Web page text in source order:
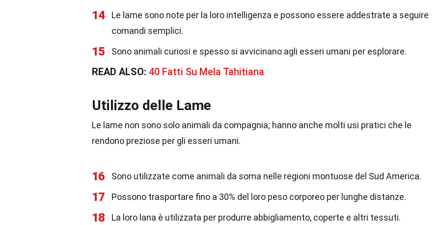
14
Le lame sono note per la loro intelligenza e possono essere addestrate a seguire
comandi semplici.
15 Sono animali curiosi e spesso si avvicinano agli esseri umani per esplorare.
READ ALSO: 40 Fatti Su Mela Tahitiana
Utilizzo delle Lame
Le lame non sono solo animali da compagnia; hanno anche molti usi pratici che le
rendono preziose per gli esseri umani.
16 Sono utilizzate come animali da soma nelle regioni montuose del Sud America.
17 Possono trasportare fino a 30% del loro peso corporeo per lunghe distanze.
18 La loro lana è utilizzata per produrre abbigliamento, coperte e altri tessuti.